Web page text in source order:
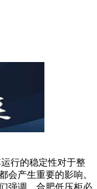
行的稳定性对于整
会产生重要的影响。
强调，合肥低压柜必